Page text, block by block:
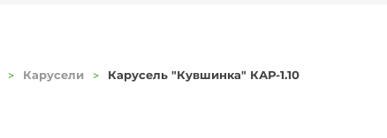
Карусели Карусель "Кувшинка" КАР-1.10